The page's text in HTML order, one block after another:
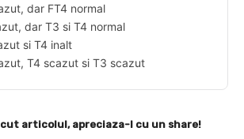
dar FT4 normal
dar T3 si T4 normal
si T4 inalt
T4 scazut si T3 scazut
articolul, apreciaza-l cu un share!